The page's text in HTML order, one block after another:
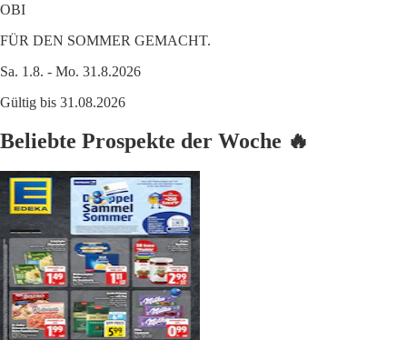
OBI
FÜR DEN SOMMER GEMACHT.
Sa. 1.8. - Mo. 31.8.2026
Gültig bis 31.08.2026
Beliebte Prospekte der Woche 🔥